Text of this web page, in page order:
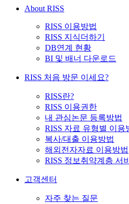
About RISS
RISS 이용방법
RISS 지식더하기
DB연계 현황
BI 및 배너 다운로드
RISS 처음 방문 이세요?
RISS란?
RISS 이용권한
내 관심논문 등록방법
RISS 자료 유형별 이용
복사/대출 이용방법
해외전자자료 이용방법
RISS 정보취약계층 서
고객센터
자주 찾는 질문